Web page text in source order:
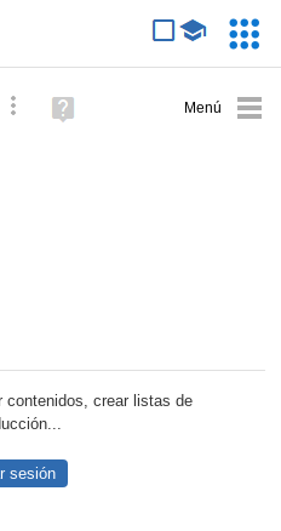
Búsqueda avanzada
Ayuda
(en
contenidos, crear listas de
sesión